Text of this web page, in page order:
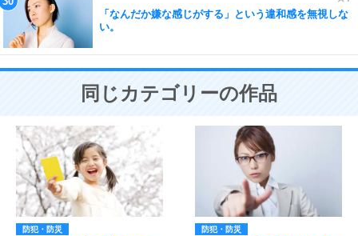
「なんだか嫌な感じがする」という違和感を無視しな
い。
同じカテゴリーの作品
防犯・防災 防犯・防災